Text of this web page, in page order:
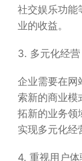
社交娱乐功能
业的收益。
3. 多元化经营
企业需要在网
索新的商业模
拓新的业务领
实现多元化经
4. 重视用户体